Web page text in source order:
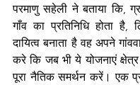
परमाणु सहेली ने बताया कि,
गाँव का प्रतिनिधि होता है,
दायित्व बनाता है वह अपने
करे कि जब भी ये योजनाएं
पूरा नैतिक समर्थन करें। एक